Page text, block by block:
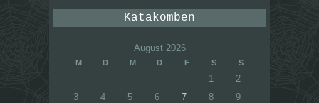
Katakomben
August 2026
M D M D F S S
1
2
3
4 5 6 7 8
9